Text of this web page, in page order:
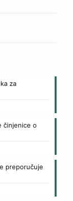
za
činjenice o
preporučuje